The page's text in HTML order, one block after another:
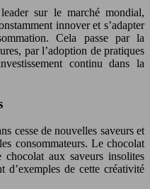
sur le marché mondial,
innover et s’adapter
Cela passe par la
par l’adoption de pratiques
continu dans la
cesse de nouvelles saveurs et
consommateurs. Le chocolat
aux saveurs insolites
d’exemples de cette créativité